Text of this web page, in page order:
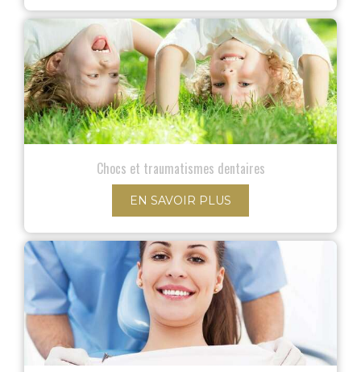
Chocs et traumatismes dentaires
EN SAVOIR PLUS